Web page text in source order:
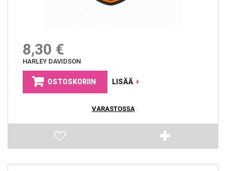
8,30 €
HARLEY DAVIDSON
OSTOSKORIIN LISÄÄ
VARASTOSSA